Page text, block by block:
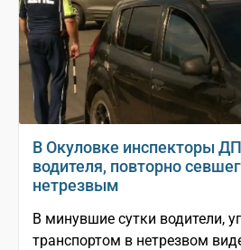
В Окуловке инспекторы
водителя, повторно
нетрезвым
В минувшие сутки водители,
транспортом в нетрезвом